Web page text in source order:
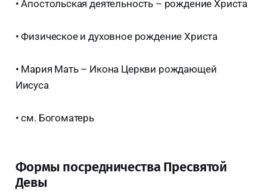
• Апостольская деятельность – рождение Христа
• Физическое и духовное рождение Христа
• Мария Мать – Икона Церкви рождающей
Иисуса
• см. Богоматерь
Формы посредничества Пресвятой
Девы